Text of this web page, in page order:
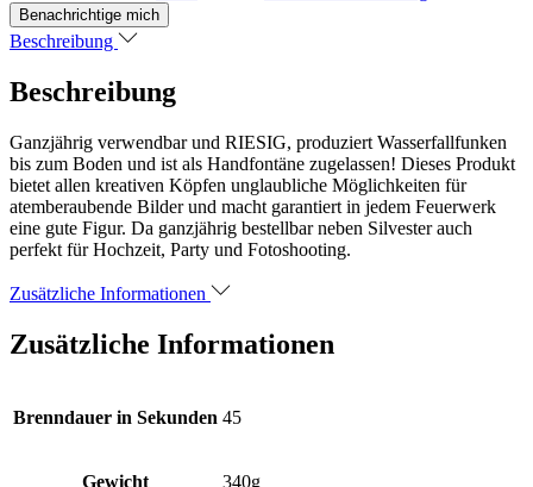
Beschreibung
Beschreibung
Ganzjährig verwendbar und RIESIG, produziert Wasserfallfunken
bis zum Boden und ist als Handfontäne zugelassen! Dieses Produkt
bietet allen kreativen Köpfen unglaubliche Möglichkeiten für
atemberaubende Bilder und macht garantiert in jedem Feuerwerk
eine gute Figur. Da ganzjährig bestellbar neben Silvester auch
perfekt für Hochzeit, Party und Fotoshooting.
Zusätzliche Informationen
Zusätzliche Informationen
Brenndauer in Sekunden 45
Gewicht 340g